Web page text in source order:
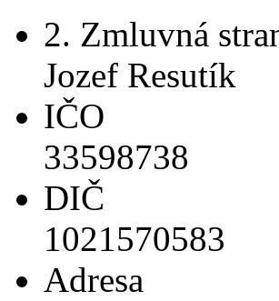
2. Zmluvná
Jozef Resutík
IČO
33598738
DIČ
1021570583
Adresa